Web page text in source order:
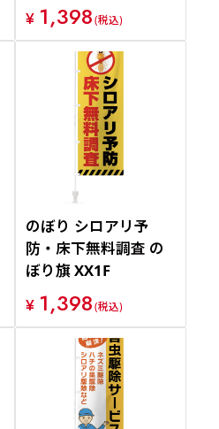
¥ 1,398(税込)
のぼり シロアリ予
防・床下無料調査 の
ぼり旗 XX1F
¥ 1,398(税込)